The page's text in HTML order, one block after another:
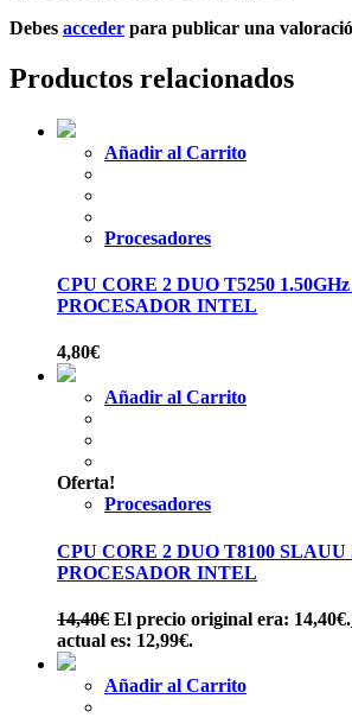
Debes acceder para publicar una
Productos relacionados
Añadir al Carrito
Procesadores
CPU CORE 2 DUO T5250
PROCESADOR INTEL
4,80€
Añadir al Carrito
Oferta!
Procesadores
CPU CORE 2 DUO T8100 SLAUU
PROCESADOR INTEL
14,40€ El precio original era: 14,40€.
actual es: 12,99€.
Añadir al Carrito